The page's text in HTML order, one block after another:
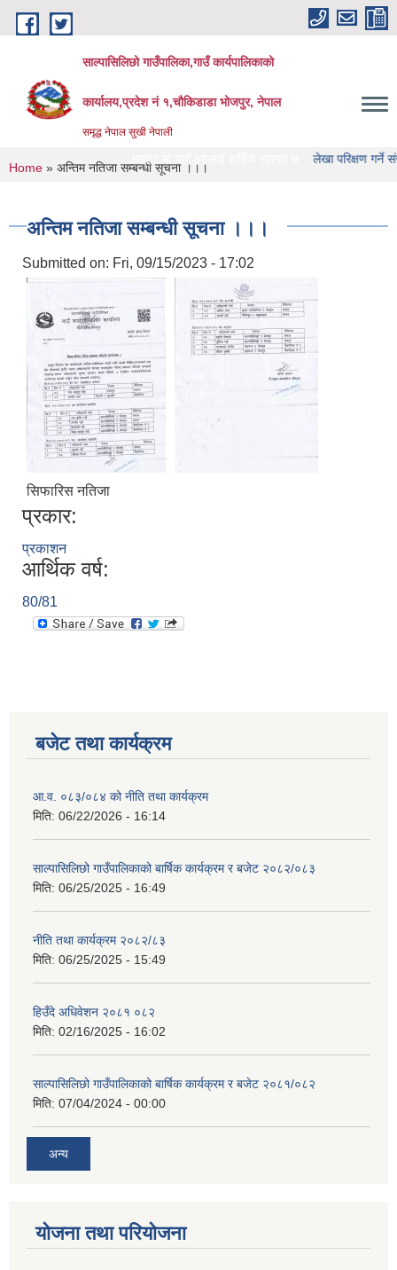
Skip to main content
साल्पासिलिछो गाउँपालिका,गाउँ कार्यपालिकाको
कार्यालय,प्रदेश नं १,चौकिडाडा भोजपुर, नेपाल
समृद्ध नेपाल सुखी नेपाली
गाउँपालिका को वेभसाइट मा यहाँ हरुलाई हार्दिक स्वागत छ लेखा परिक्षण गर्ने संस्था हरु
You are here
Home » अन्तिम नतिजा सम्बन्धी सूचना ।।।
अन्तिम नतिजा सम्बन्धी सूचना ।।।
Submitted on: Fri, 09/15/2023 - 17:02
सिफारिस नतिजा
प्रकार:
प्रकाशन
आर्थिक वर्ष:
80/81
बजेट तथा कार्यक्रम
आ.व. ०८३/०८४ को नीति तथा कार्यक्रम
मिति: 06/22/2026 - 16:14
साल्पासिलिछो गाउँपालिकाको बार्षिक कार्यक्रम र बजेट २०८२/०८३
मिति: 06/25/2025 - 16:49
नीति तथा कार्यक्रम २०८२/८३
मिति: 06/25/2025 - 15:49
हिउँदे अधिवेशन २०८१ ०८२
मिति: 02/16/2025 - 16:02
साल्पासिलिछो गाउँपालिकाको बार्षिक कार्यक्रम र बजेट २०८१/०८२
मिति: 07/04/2024 - 00:00
अन्य
योजना तथा परियोजना